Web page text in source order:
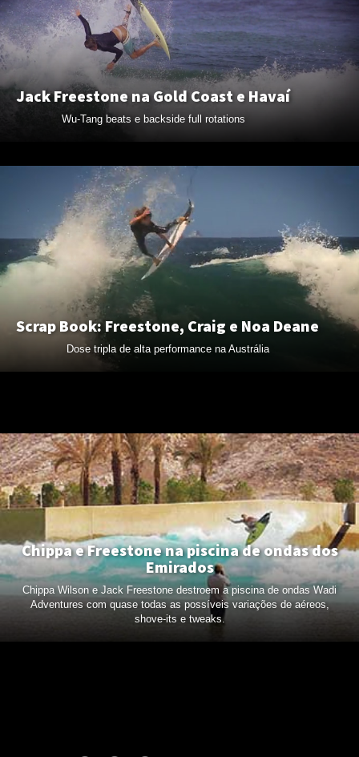
Jack Freestone na Gold Coast e Havaí
Wu-Tang beats e backside full rotations
Scrap Book: Freestone, Craig e Noa Deane
Dose tripla de alta performance na Austrália
Macaronis Collective: Coleborn, Chippa,
Freestone e Deane
Uma demostração gratuita do surf mais progressivo já visto na
Chippa e Freestone na piscina de ondas dos
Emirados
Chippa Wilson e Jack Freestone destroem a piscina de ondas Wadi
Adventures com quase todas as possíveis variações de aéreos,
shove-its e tweaks.